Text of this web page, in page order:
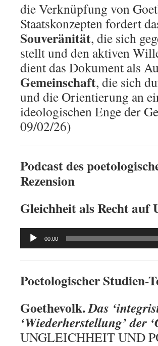
die Verknüpfung von
Staatskonzepten fordert
Souveränität, die sich
stellt und den aktiven
dient das Dokument als
Gemeinschaft, die sich
und die Orientierung an
ideologischen Enge der
09/02/26)
Podcast des
Rezension
Gleichheit als Recht auf
Audio
00:00
Poetologischer Studien-
Goethevolk.Das
‘Wiederherstellung’ der
UNGLEICHHEIT UND